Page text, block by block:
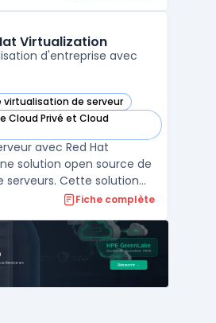
exploitant pleinement les
...
Virtualization
d'entreprise avec
virtualisation de serveur
dans cette catégorie
Cloud Privé et Cloud
dans cette catégorie
avec Red Hat
solution open source de
serveurs. Cette solution
et de gérer des machines
opérations de gestion. Red
est une solution extensi ...
Fiche complète